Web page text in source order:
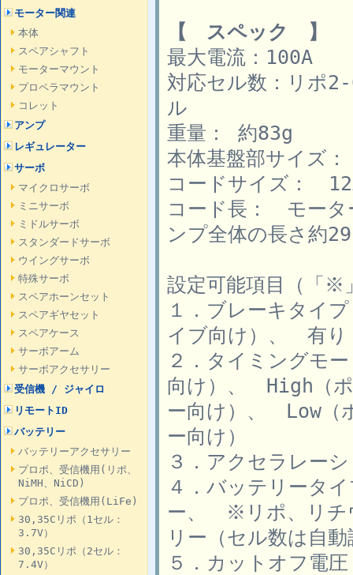
モーター関連
本体
スペアシャフト
モーターマウント
プロペラマウント
コレット
アンプ
レギュレーター
サーボ
マイクロサーボ
ミニサーボ
ミドルサーボ
スタンダードサーボ
ウイングサーボ
特殊サーボ
スペアホーンセット
スペアギヤセット
スペアケース
サーボアーム
サーボアクセサリー
受信機 / ジャイロ
リモートID
バッテリー
バッテリーアクセサリー
プロポ、受信機用(リポ、
NiMH、NiCD)
プロポ、受信機用(LiFe)
30,35Cリポ（1セル：
3.7V）
30,35Cリポ（2セル：
7.4V）
【 スペック 】
最大電流：100A
対応セル数：リポ
ル
重量： 約83g
本体基盤部サイズ
コードサイズ：
コード長： モータ
ンプ全体の長さ約
設定可能項目（「※
１．ブレーキタイ
イブ向け）、 有り
２．タイミングモ
向け）、 High（ポ
ー向け）、 Low（
ー向け）
３．アクセラレ
４．バッテリータ
ー、 ※リポ、リチ
リー（セル数は自
５．カットオフ